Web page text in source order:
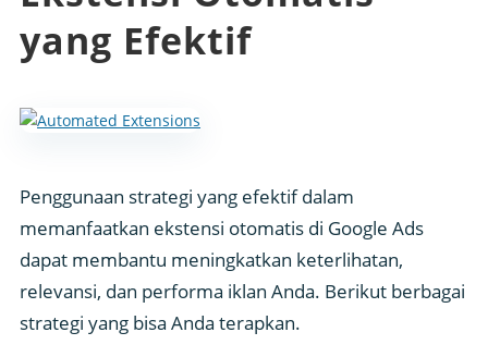
yang Efektif
Penggunaan strategi yang efektif dalam
memanfaatkan ekstensi otomatis di Google Ads
dapat membantu meningkatkan keterlihatan,
relevansi, dan performa iklan Anda. Berikut berbagai
strategi yang bisa Anda terapkan.